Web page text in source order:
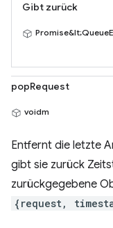
Gibt zurück
popRequest
voidm
Entfernt die letzte
gibt sie zurück
zurückgegebene
{request,